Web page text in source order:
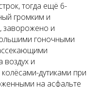
тогда ещё 6-
громким и
заворожено и
гоночными
и
дутиками при
на асфальте